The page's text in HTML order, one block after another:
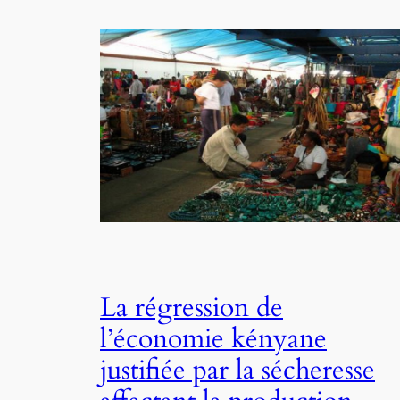
La régression de
l’économie kényane
justifiée par la sécheresse